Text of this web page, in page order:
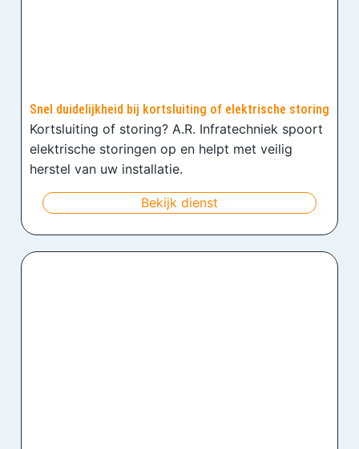
Snel duidelijkheid bij kortsluiting of elektrische storing
Kortsluiting of storing? A.R. Infratechniek spoort
elektrische storingen op en helpt met veilig
herstel van uw installatie.
Bekijk dienst